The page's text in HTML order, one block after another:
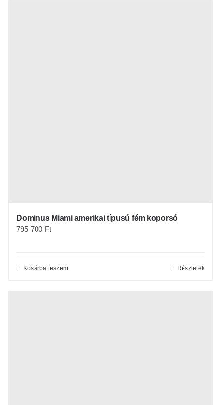
Dominus Miami amerikai típusú fém koporsó
795 700 Ft
Kosárba teszem Részletek